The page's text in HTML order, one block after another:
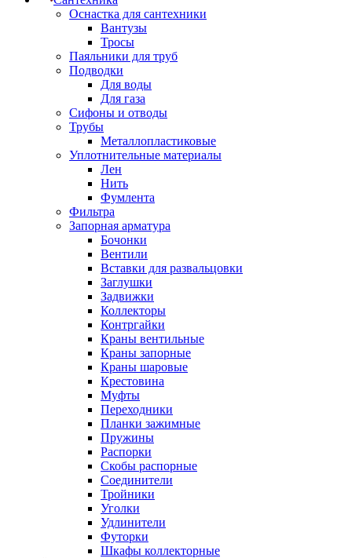
Оснастка для сантехники
Вантузы
Тросы
Паяльники для труб
Подводки
Для воды
Для газа
Сифоны и отводы
Трубы
Металлопластиковые
Уплотнительные материалы
Лен
Нить
Фумлента
Фильтра
Запорная арматура
Бочонки
Вентили
Вставки для развальцовки
Заглушки
Задвижки
Коллекторы
Контргайки
Краны вентильные
Краны запорные
Краны шаровые
Крестовина
Муфты
Переходники
Планки зажимные
Пружины
Распорки
Скобы распорные
Соединители
Тройники
Уголки
Удлинители
Футорки
Шкафы коллекторные